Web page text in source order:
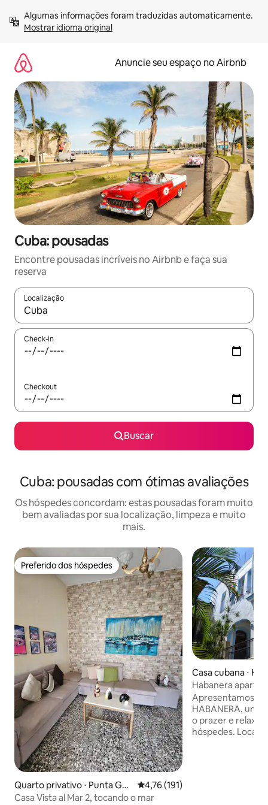
para
Mostrar idioma original
Anuncie seu espaço no Airbnb
Cuba: pousadas
Encontre pousadas incríveis no Airbnb e faça sua
reserva
Localização
Quando os resultados estiverem disponíveis, explore-os
Check-in
Checkout
Buscar
Cuba: pousadas com ótimas avaliações
Os hóspedes concordam: estas pousadas foram muito
bem avaliadas por sua localização, limpeza e muito
mais.
Preferido dos hóspedes
Preferido dos hóspedes
Quarto privativo ⋅ Punta Gor
da
4,76 de uma avaliação média de
4,76 (191)
Casa Vista al Mar 2, tocando o mar
Casa cubana ⋅
Habanera
Apresentamos
HABANERA, um
o prazer e
hóspedes.